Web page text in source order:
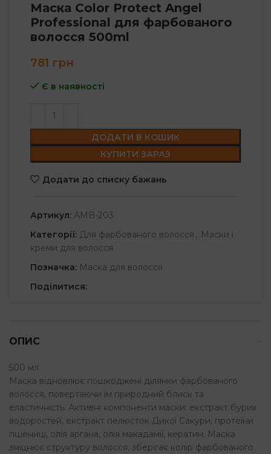
Маска Color Protect Angel
Professional для фарбованого
волосся 500ml
781 грн
Є в наявності
ДОДАТИ В КОШИК
КУПИТИ ЗАРАЗ
Додати до списку бажань
Артикул: AMB-203
Категорії: Для фарбованого волосся , Маски і
креми для волосся
Позначка: Маска для волосся
Поділитися:
ОПИС
500 мл
Маска відновлює пошкоджені ділянки фарбованого
волосся, повертаючи їм природний блиск та
еластичність. Активні компоненти маски: екстракт бурих
водоростей, екстракт пелюсток Дикої Сакури, протеїни
пшениці, олія аргана, олія макадамії, кератин. Маска
зміцнює структуру волосся, зберігає колір фарбованого